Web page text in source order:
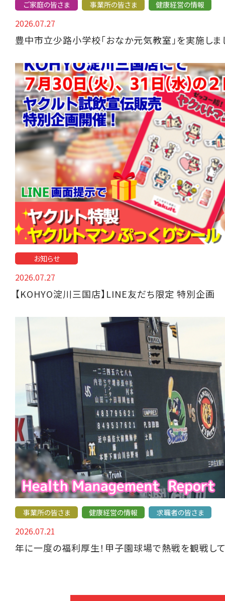
ご家庭の皆さま 事業所の皆さま 健康経営の情報
2026.07.27
豊中市立少路小学校「おなか元気教室」を実施し
お知らせ
2026.07.27
【KOHYO淀川三国店】LINE友だち限定 特別企画
事業所の皆さま 健康経営の情報 求職者の皆さま
2026.07.21
年に一度の福利厚生！甲子園球場で熱戦を観戦し